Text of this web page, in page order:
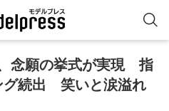
念願の挙式が実現 指
グ続出 笑いと涙溢れ